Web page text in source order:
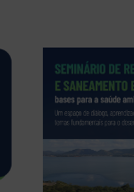
002/2026
para
edital e
prazo